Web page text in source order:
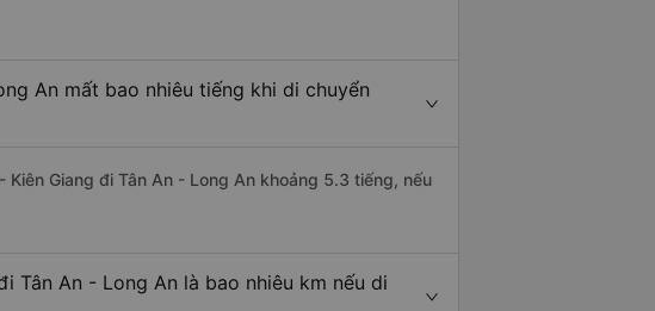
An mất bao nhiêu tiếng khi di chuyển
Giang đi Tân An - Long An khoảng 5.3 tiếng, nếu
Tân An - Long An là bao nhiêu km nếu di